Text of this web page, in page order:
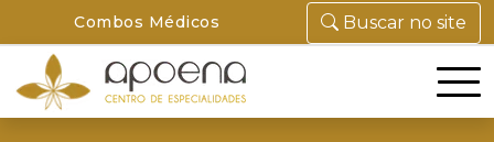
Combos Médicos Buscar no site